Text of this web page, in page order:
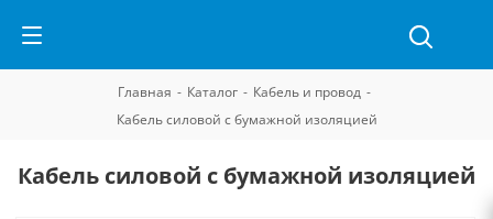
Главная - Каталог - Кабель и провод -
Кабель силовой с бумажной изоляцией
Кабель силовой с бумажной изоляцией